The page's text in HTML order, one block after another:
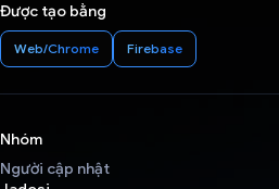
Được tạo bằng
Web/Chrome Firebase
Nhóm
Người cập nhật